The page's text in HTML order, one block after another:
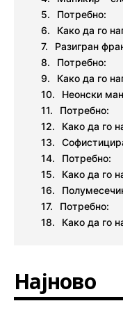
Потребно:
Како да го
Разигран
Потребно:
Како да го
Неонски
Потребно:
Како да го
Потребно:
Како да го
Потребно:
Како да го
Најново